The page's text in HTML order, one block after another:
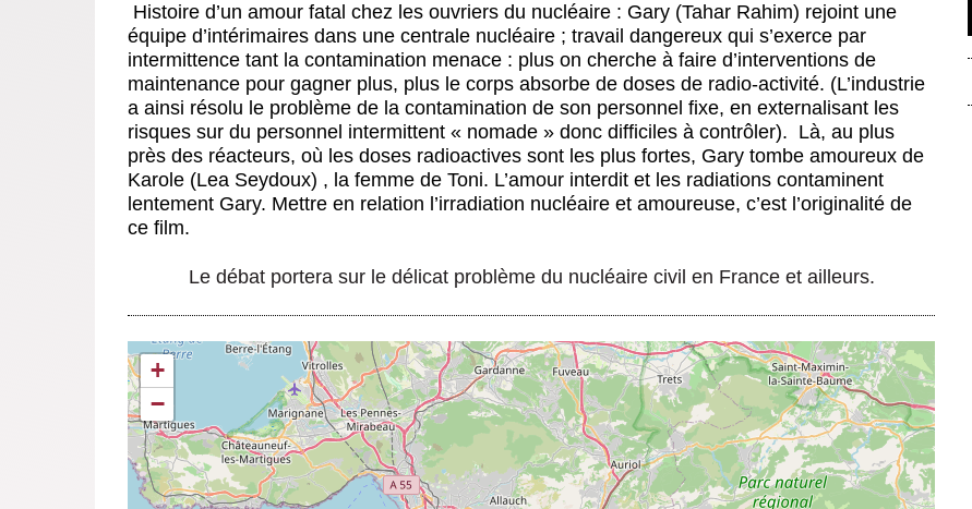
Histoire d’un amour fatal chez les ouvriers du nucléaire : Gary (Tahar Rahim) rejoint une
équipe d’intérimaires dans une centrale nucléaire ; travail dangereux qui s’exerce par
intermittence tant la contamination menace : plus on cherche à faire d’interventions de
maintenance pour gagner plus, plus le corps absorbe de doses de radio-activité. (L’industrie
a ainsi résolu le problème de la contamination de son personnel fixe, en externalisant les
risques sur du personnel intermittent « nomade » donc difficiles à contrôler). Là, au plus
près des réacteurs, où les doses radioactives sont les plus fortes, Gary tombe amoureux de
Karole (Lea Seydoux) , la femme de Toni. L’amour interdit et les radiations contaminent
lentement Gary. Mettre en relation l’irradiation nucléaire et amoureuse, c’est l’originalité de
ce film.
Le débat portera sur le délicat problème du nucléaire civil en France et ailleurs.
+
−